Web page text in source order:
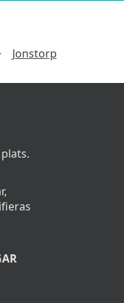
Jonstorp